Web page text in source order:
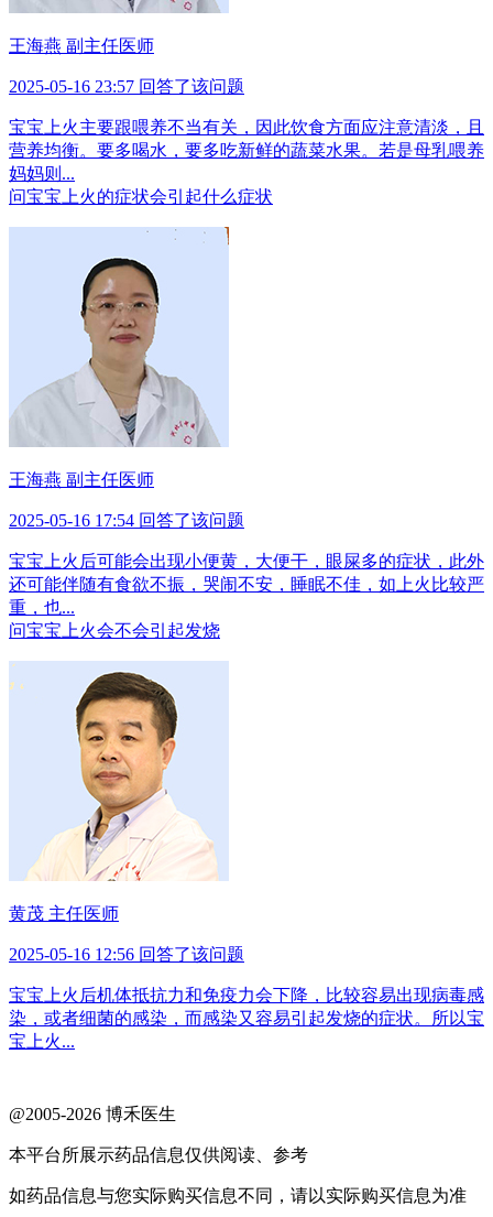
王海燕 副主任医师
2025-05-16 23:57 回答了该问题
宝宝上火主要跟喂养不当有关，因此饮食方面应注意清淡，且
营养均衡。要多喝水，要多吃新鲜的蔬菜水果。若是母乳喂养
妈妈则...
问宝宝上火的症状会引起什么症状
王海燕 副主任医师
2025-05-16 17:54 回答了该问题
宝宝上火后可能会出现小便黄，大便干，眼屎多的症状，此外
还可能伴随有食欲不振，哭闹不安，睡眠不佳，如上火比较严
重，也...
问宝宝上火会不会引起发烧
黄茂 主任医师
2025-05-16 12:56 回答了该问题
宝宝上火后机体抵抗力和免疫力会下降，比较容易出现病毒感
染，或者细菌的感染，而感染又容易引起发烧的症状。所以宝
宝上火...
@2005-2026 博禾医生
本平台所展示药品信息仅供阅读、参考
如药品信息与您实际购买信息不同，请以实际购买信息为准